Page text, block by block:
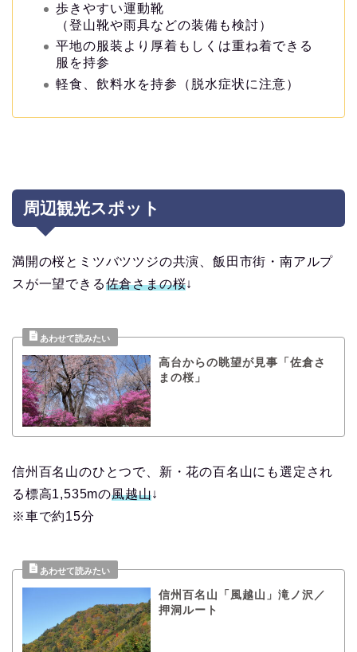
歩きやすい運動靴
（登山靴や雨具などの装備も検討）
平地の服装より厚着もしくは重ね着できる
服を持参
軽食、飲料水を持参（脱水症状に注意）
周辺観光スポット
満開の桜とミツバツツジの共演、飯田市街・南アルプ
スが一望できる佐倉さまの桜↓
高台からの眺望が見事「佐倉さ
まの桜」
信州百名山のひとつで、新・花の百名山にも選定され
る標高1,535mの風越山↓
※車で約15分
信州百名山「風越山」滝ノ沢／
押洞ルート